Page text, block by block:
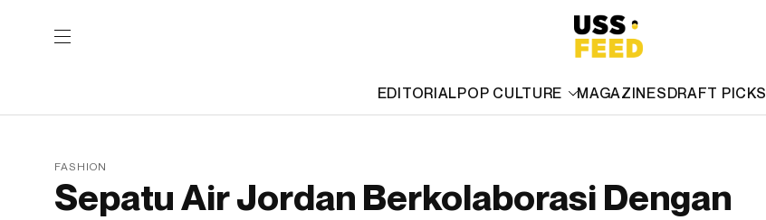
EDITORIALPOP CULTURE MAGAZINESDRAFT PICKS
FASHION
Sepatu Air Jordan Berkolaborasi Dengan